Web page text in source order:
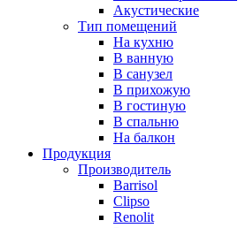
Акустические
Тип помещений
На кухню
В ванную
В санузел
В прихожую
В гостиную
В спальню
На балкон
Продукция
Производитель
Barrisol
Clipso
Renolit